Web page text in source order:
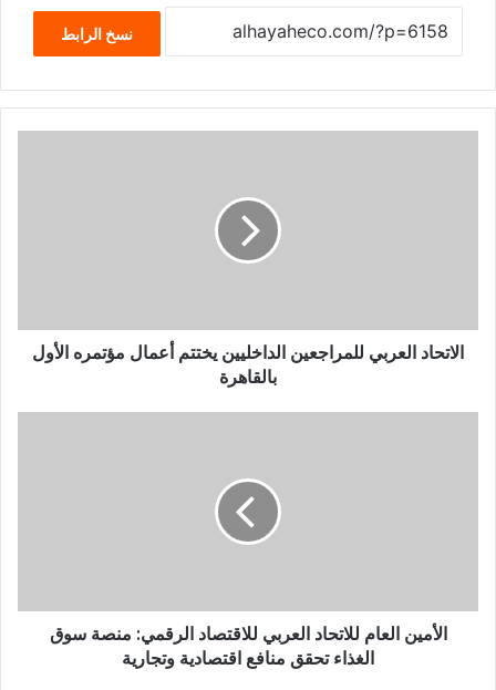
نسخ الرابط
الاتحاد العربي للمراجعين الداخليين يختتم أعمال مؤتمره الأول
بالقاهرة
الأمين العام للاتحاد العربي للاقتصاد الرقمي: منصة سوق
الغذاء تحقق منافع اقتصادية وتجارية